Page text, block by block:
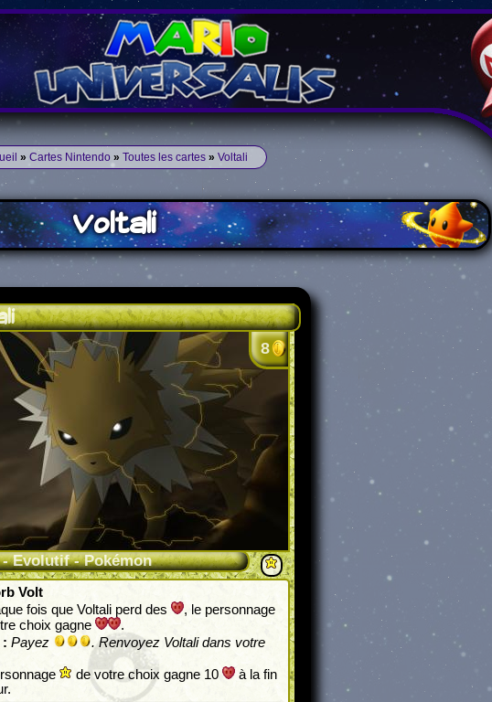
» Cartes Nintendo » Toutes les cartes » Voltali
Voltali
8
Evolutif - Pokémon
Volt
fois que Voltali perd des
, le personnage
choix gagne
.
: Payez
. Renvoyez Voltali dans votre
de votre choix gagne 10
à la fin